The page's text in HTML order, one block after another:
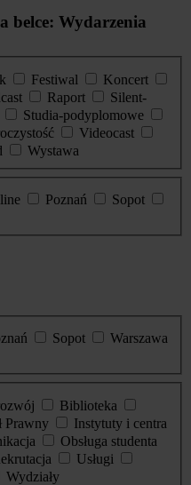
belce: Wydarzenia
Festiwal
Koncert
Raport
Silent-
Studia-podyplomowe
Videocast
Wystawa
Poznań
Sopot
Sopot
Warszawa
Biblioteka
Prawny
Instytuty i centra
Obsługa studenta
Usługi
Wydziały